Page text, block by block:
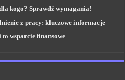
kogo? Sprawdź wymagania!
z pracy: kluczowe informacje
wsparcie finansowe